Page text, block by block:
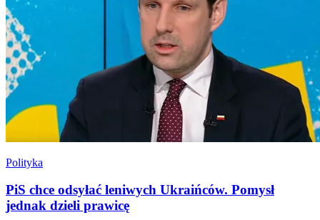
Polityka
PiS chce odsyłać leniwych Ukraińców. Pomysł
jednak dzieli prawicę